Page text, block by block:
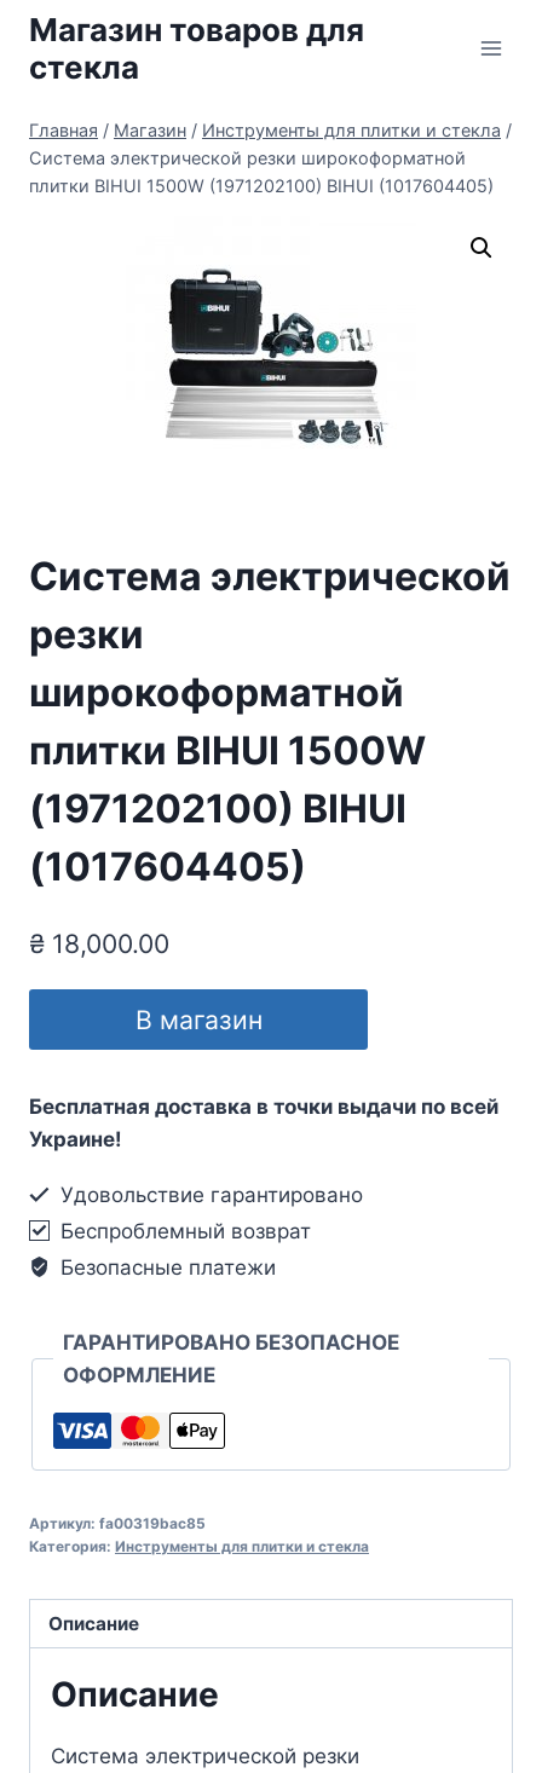
Перейти
содержимому
Магазин товаров для
стекла
Главная / Магазин / Инструменты для плитки и стекла /
Система электрической резки широкоформатной
плитки BIHUI 1500W (1971202100) BIHUI (1017604405)
Система электрической
резки
широкоформатной
плитки BIHUI 1500W
(1971202100) BIHUI
(1017604405)
₴ 18,000.00
В магазин
Бесплатная доставка в точки выдачи по всей
Украине!
Удовольствие гарантировано
Беспроблемный возврат
Безопасные платежи
ГАРАНТИРОВАНО БЕЗОПАСНОЕ
ОФОРМЛЕНИЕ
Артикул: fa00319bac85
Категория: Инструменты для плитки и стекла
Описание
Описание
Система электрической резки